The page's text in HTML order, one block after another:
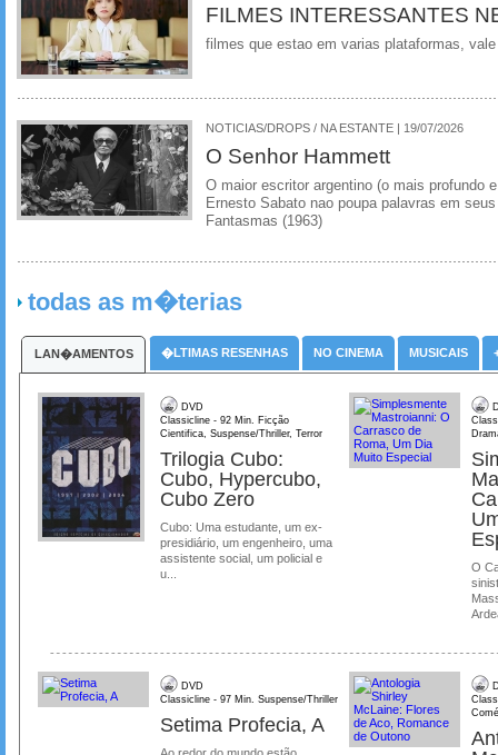
FILMES INTERESSANTES
filmes que estao em varias plataformas,
NOTICIAS/DROPS / NA ESTANTE | 19/07/2026
O Senhor Hammett
O maior escritor argentino (o mais profundo
Ernesto Sabato nao poupa palavras em
Fantasmas (1963)
todas as m�terias
LAN�AMENTOS �LTIMAS RESENHAS NO CINEMA MUSICAIS
DVD
Classicline - 92 Min. Ficção
Cientifica, Suspense/Thriller, Terror
Trilogia Cubo:
Cubo, Hypercubo,
Cubo Zero
Cubo: Uma estudante, um ex-
presidiário, um engenheiro, uma
assistente social, um policial e
u...
O
DVD
Classicline - 97 Min. Suspense/Thriller
Setima Profecia, A